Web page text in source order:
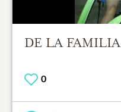
DE LA FAMILIA
0